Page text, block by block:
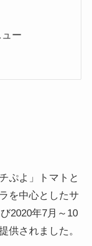
ー
ぷよ」トマトと
を中心としたサ
2020年7月～10
供されました。